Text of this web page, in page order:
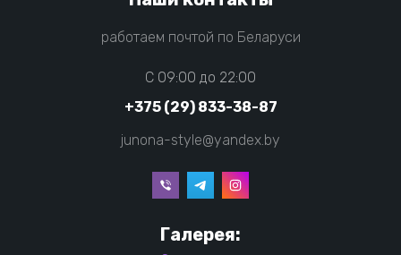
работаем почтой по Беларуси
C 09:00 до 22:00
+375 (29) 833-38-87
junona-style@yandex.by
Галерея: